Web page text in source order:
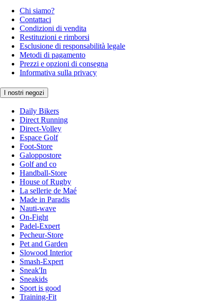
Chi siamo?
Contattaci
Condizioni di vendita
Restituzioni e rimborsi
Esclusione di responsabilità legale
Metodi di pagamento
Prezzi e opzioni di consegna
Informativa sulla privacy
I nostri negozi
Daily Bikers
Direct Running
Direct-Volley
Espace Golf
Foot-Store
Galoppostore
Golf and co
Handball-Store
House of Rugby
La sellerie de Maé
Made in Paradis
Nauti-wave
On-Fight
Padel-Expert
Pecheur-Store
Pet and Garden
Slowood Interior
Smash-Expert
Sneak'In
Sneakids
Sport is good
Training-Fit